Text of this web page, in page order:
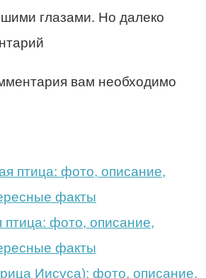
глазами. Но далеко
вам необходимо
фото, описание,
факты